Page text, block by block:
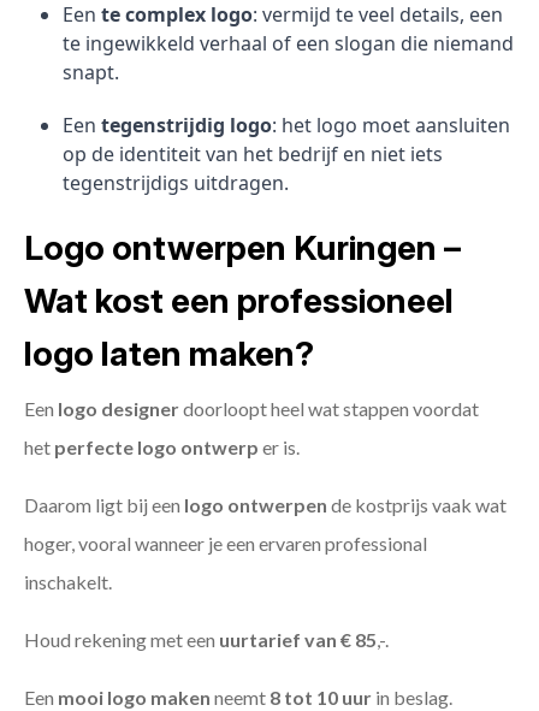
Een te complex logo: vermijd te veel details, een
te ingewikkeld verhaal of een slogan die niemand
snapt.
Een tegenstrijdig logo: het logo moet aansluiten
op de identiteit van het bedrijf en niet iets
tegenstrijdigs uitdragen.
Logo ontwerpen Kuringen –
Wat kost een professioneel
logo laten maken?
Een logo designerdoorloopt heel wat stappen voordat
het perfecte logo ontwerp er is.
Daarom ligt bij een logo ontwerpen de kostprijs vaak wat
hoger, vooral wanneer je een ervaren professional
inschakelt.
Houd rekening met een uurtarief van € 85,-.
Een mooi logo maken neemt 8 tot 10 uur in beslag.